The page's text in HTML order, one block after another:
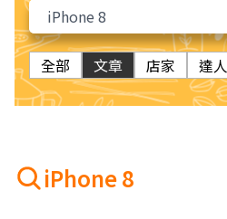
全部 文章 店家 達人
iPhone 8